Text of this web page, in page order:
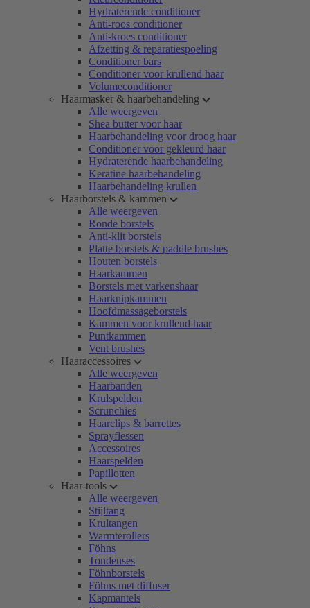
Hydraterende conditioner
Anti-roos conditioner
Anti-kroes conditioner
Afzetting & reparatiespoeling
Conditioner bars
Conditioner voor krullend haar
Volumeconditioner
Haarmasker & haarbehandeling
Alle weergeven
Shea butter voor haar
Haarbehandeling voor droog haar
Conditioner voor gekleurd haar
Hydraterende haarbehandeling
Keratine haarbehandeling
Haarbehandeling krullen
Haarborstels & kammen
Alle weergeven
Ronde borstels
Anti-klit borstels
Platte borstels & paddle brushes
Houten borstels
Haarkammen
Borstels met varkenshaar
Haarknipkammen
Hoofdmassageborstels
Kammen voor krullend haar
Puntkammen
Vent brushes
Haaraccessoires
Alle weergeven
Haarbanden
Krulspelden
Scrunchies
Haarclips & barrettes
Sprayflessen
Accessoires
Haarspelden
Papillotten
Haar-tools
Alle weergeven
Stijltang
Krultangen
Warmterollers
Föhns
Tondeuses
Föhnborstels
Föhns met diffuser
Kapmantels